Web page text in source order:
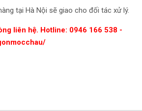
tại Hà Nội sẽ giao cho đối tác xử lý.
liên hệ. Hotline: 0946 166 538 -